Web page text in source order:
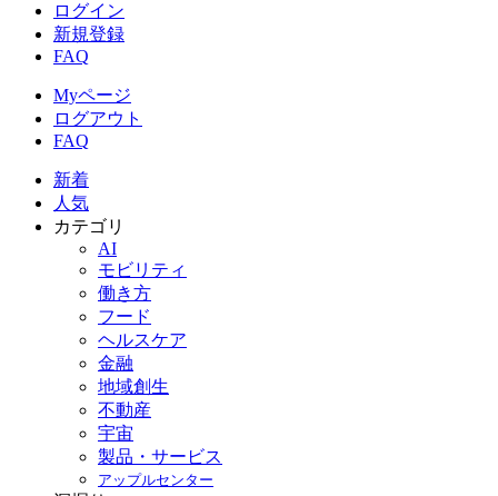
ログイン
新規登録
FAQ
Myページ
ログアウト
FAQ
新着
人気
カテゴリ
AI
モビリティ
働き方
フード
ヘルスケア
金融
地域創生
不動産
宇宙
製品・サービス
アップルセンター